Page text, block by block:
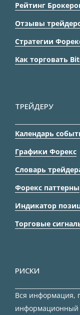
Рейтинг
Отзывы
Стратегии
Как торговать
ТРЕЙДЕРУ
Календарь
Графики Форекс
Словарь
Форекс паттерны
Индикатор
Торговые
РИСКИ
Вся информация,
информационный